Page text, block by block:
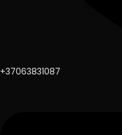
+37063831087